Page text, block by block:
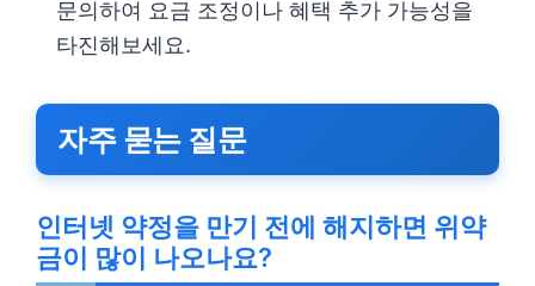
문의하여 요금 조정이나 혜택 추가 가능성을
타진해보세요.
자주 묻는 질문
인터넷 약정을 만기 전에 해지하면 위약
금이 많이 나오나요?